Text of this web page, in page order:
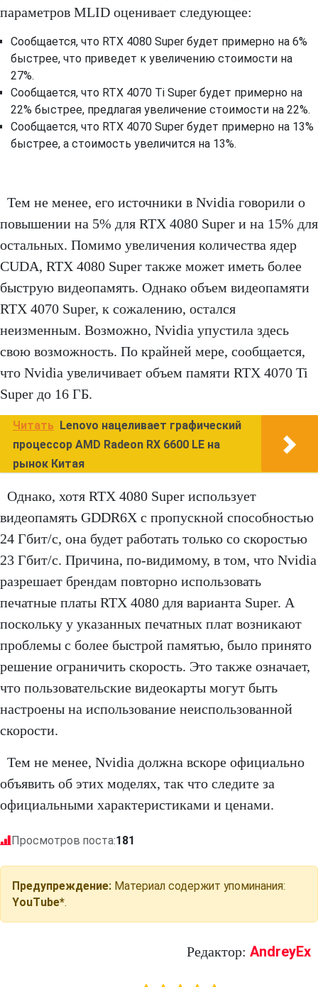
параметров MLID оценивает следующее:
Сообщается, что RTX 4080 Super будет примерно на 6%
быстрее, что приведет к увеличению стоимости на
27%.
Сообщается, что RTX 4070 Ti Super будет примерно на
22% быстрее, предлагая увеличение стоимости на 22%.
Сообщается, что RTX 4070 Super будет примерно на 13%
быстрее, а стоимость увеличится на 13%.
Тем не менее, его источники в Nvidia говорили о
повышении на 5% для RTX 4080 Super и на 15% для
остальных. Помимо увеличения количества ядер
CUDA, RTX 4080 Super также может иметь более
быструю видеопамять. Однако объем видеопамяти
RTX 4070 Super, к сожалению, остался
неизменным. Возможно, Nvidia упустила здесь
свою возможность. По крайней мере, сообщается,
что Nvidia увеличивает объем памяти RTX 4070 Ti
Super до 16 ГБ.
Читать
Lenovo нацеливает графический
процессор AMD Radeon RX 6600 LE на
рынок Китая
Однако, хотя RTX 4080 Super использует
видеопамять GDDR6X с пропускной способностью
24 Гбит/с, она будет работать только со скоростью
23 Гбит/с. Причина, по-видимому, в том, что Nvidia
разрешает брендам повторно использовать
печатные платы RTX 4080 для варианта Super. А
поскольку у указанных печатных плат возникают
проблемы с более быстрой памятью, было принято
решение ограничить скорость. Это также означает,
что пользовательские видеокарты могут быть
настроены на использование неиспользованной
скорости.
Тем не менее, Nvidia должна вскоре официально
объявить об этих моделях, так что следите за
официальными характеристиками и ценами.
Просмотров поста:181
Предупреждение: Материал содержит упоминания:
YouTube*.
Редактор: AndreyEx